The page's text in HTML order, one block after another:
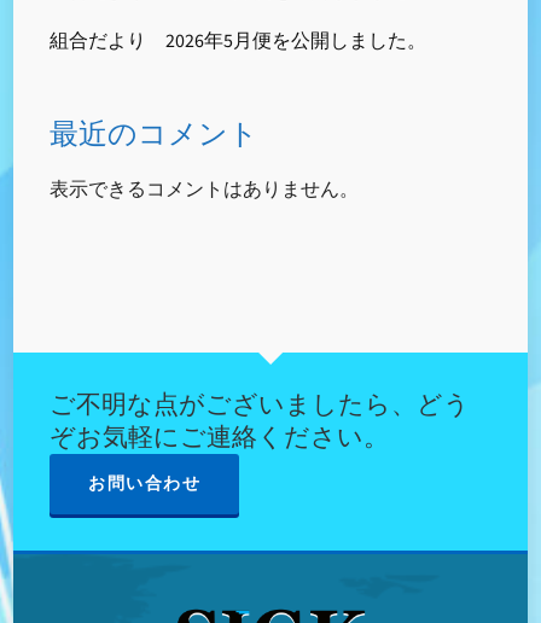
組合だより 2026年5月便を公開しました。
最近のコメント
表示できるコメントはありません。
ご不明な点がございましたら、どう
ぞお気軽にご連絡ください。
お問い合わせ